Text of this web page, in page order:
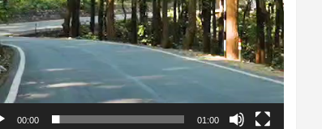
00:00 01:00